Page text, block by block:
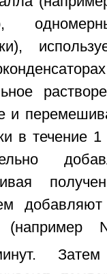
и
в течение
(например